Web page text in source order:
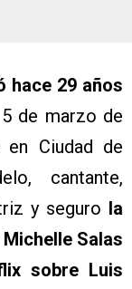
hace 29 años
de marzo de
en Ciudad de
cantante,
y seguro la
Salas
sobre Luis